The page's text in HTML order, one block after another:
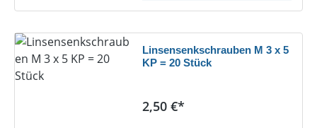
Linsensenkschrauben M 3 x 5
KP = 20 Stück
Regulärer Preis:
2,50 €*